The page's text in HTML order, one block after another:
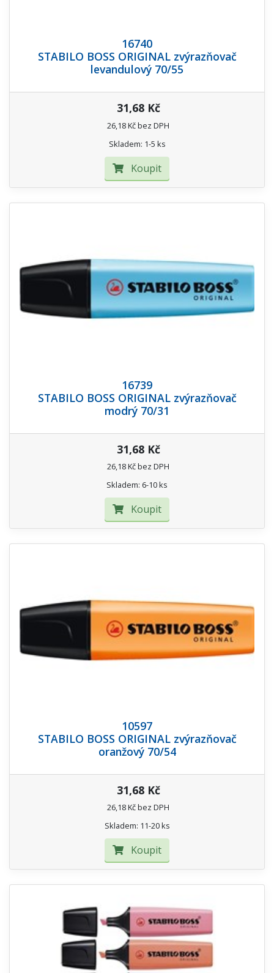
16740
STABILO BOSS ORIGINAL zvýrazňovač
levandulový 70/55
31,68 Kč
26,18 Kč bez DPH
Skladem: 1-5 ks
Koupit
16739
STABILO BOSS ORIGINAL zvýrazňovač
modrý 70/31
31,68 Kč
26,18 Kč bez DPH
Skladem: 6-10 ks
Koupit
10597
STABILO BOSS ORIGINAL zvýrazňovač
oranžový 70/54
31,68 Kč
26,18 Kč bez DPH
Skladem: 11-20 ks
Koupit